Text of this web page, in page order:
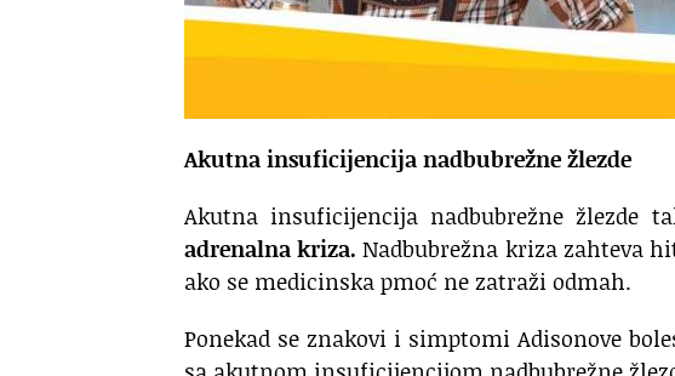
Akutna insuficijencija nadbubrežne žlezde
Akutna insuficijencija nadbubrežne žlezde
adrenalna kriza. Nadbubrežna kriza zahteva
ako se medicinska pmoć ne zatraži odmah.
Ponekad se znakovi i simptomi Adisonove